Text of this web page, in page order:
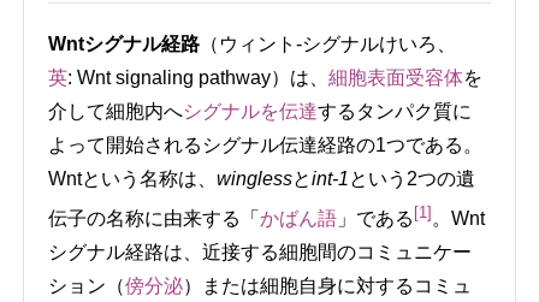
Wntシグナル経路 （ウィント-シグナルけいろ、
英:Wnt signaling pathway）は、細胞表面受容体を
介して細胞内へシグナルを伝達するタンパク質に
よって開始されるシグナル伝達経路の1つである。
Wntという名称は、winglessとint-1という2つの遺
伝子の名称に由来する「かばん語 」である [1] 。Wnt
シグナル経路は、近接する細胞間のコミュニケー
ション（傍分泌）または細胞自身に対するコミュ